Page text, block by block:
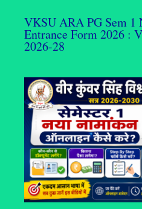
VKSU ARA PG Sem 1
Entrance Form 2026 :
2026-28